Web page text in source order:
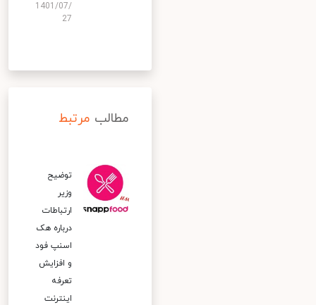
1401/07/
27
مطالب مرتبط
توضیح
وزیر
ارتباطات
درباره هک
اسنپ‌ فود
و افزایش
تعرفه
اینترنت